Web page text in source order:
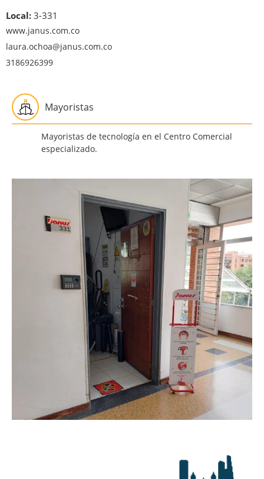
Local: 3-331
www.janus.com.co
laura.ochoa@janus.com.co
3186926399
Mayoristas
Mayoristas de tecnología en el Centro Comercial
especializado.